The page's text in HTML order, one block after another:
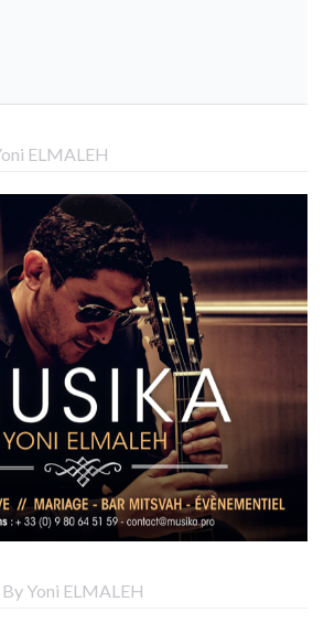
ELMALEH
Yoni ELMALEH